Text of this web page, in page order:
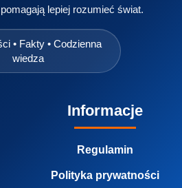
lepiej rozumieć świat.
• Fakty • Codzienna
wiedza
Informacje
Regulamin
Polityka prywatności